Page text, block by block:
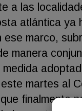
a las
atlántica ya
marco,
manera
martes al
finalmente